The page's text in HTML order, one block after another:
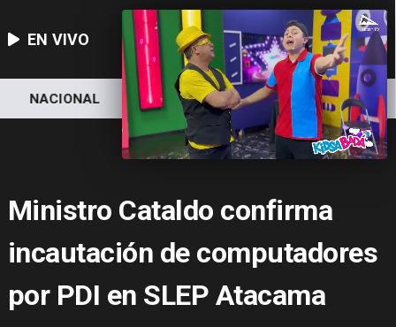
EN VIVO
NACIONAL DEPORTES ECONOMÍA
Ministro Cataldo confirma
incautación de computadores
por PDI en SLEP Atacama